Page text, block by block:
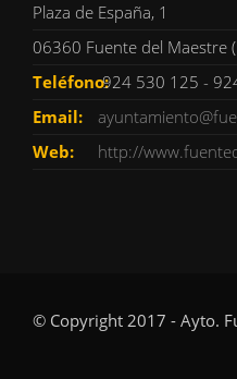
Plaza de España, 1
06360 Fuente del Maestre
Teléfono:924 530 125 -
Email:
Web:
http://
© Copyright 2017 - Ayto.